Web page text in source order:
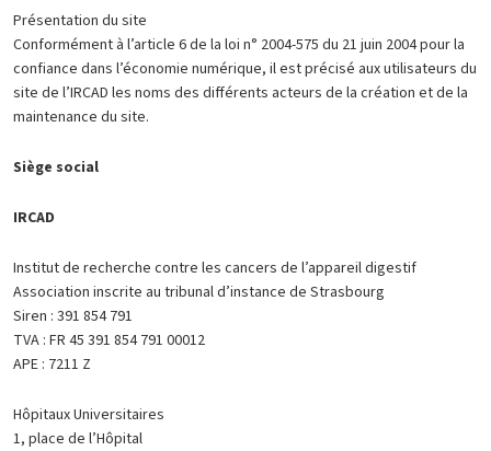
Présentation du site
Conformément à l’article 6 de la loi n° 2004-575 du 21 juin 2004 pour la
confiance dans l’économie numérique, il est précisé aux utilisateurs du
site de l’IRCAD les noms des différents acteurs de la création et de la
maintenance du site.
Siège social
IRCAD
Institut de recherche contre les cancers de l’appareil digestif
Association inscrite au tribunal d’instance de Strasbourg
Siren : 391 854 791
TVA : FR 45 391 854 791 00012
APE : 7211 Z
Hôpitaux Universitaires
1, place de l’Hôpital